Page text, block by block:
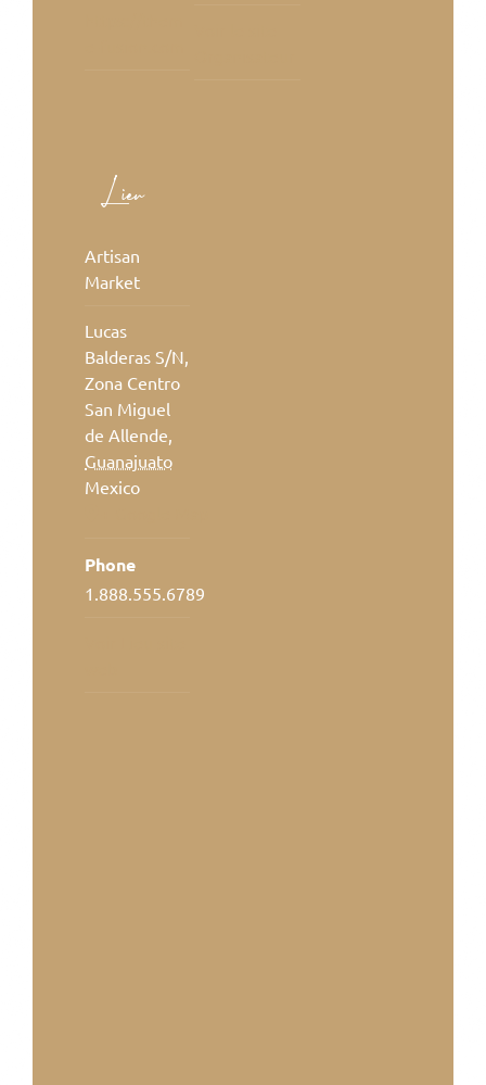
Lieu
Artisan
Market
Lucas
Balderas S/N,
Zona Centro
San Miguel
de Allende
Guanajuato
Mexico
Phone
1.888.555.6789